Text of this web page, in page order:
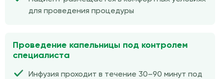
для проведения процедуры
Проведение капельницы под контролем
специалиста
Инфузия проходит в течение 30–90 минут под